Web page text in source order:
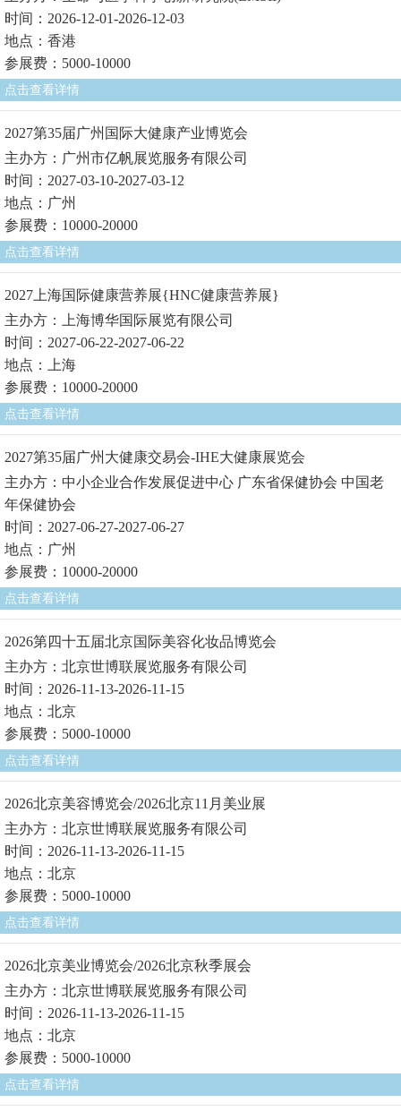
时间：2026-12-01-2026-12-03
地点：香港
参展费：5000-10000
点击查看详情
2027第35届广州国际大健康产业博览会
主办方：广州市亿帆展览服务有限公司
时间：2027-03-10-2027-03-12
地点：广州
参展费：10000-20000
点击查看详情
2027上海国际健康营养展{HNC健康营养展}
主办方：上海博华国际展览有限公司
时间：2027-06-22-2027-06-22
地点：上海
参展费：10000-20000
点击查看详情
2027第35届广州大健康交易会-IHE大健康展览会
主办方：中小企业合作发展促进中心 广东省保健协会 中国老
年保健协会
时间：2027-06-27-2027-06-27
地点：广州
参展费：10000-20000
点击查看详情
2026第四十五届北京国际美容化妆品博览会
主办方：北京世博联展览服务有限公司
时间：2026-11-13-2026-11-15
地点：北京
参展费：5000-10000
点击查看详情
2026北京美容博览会/2026北京11月美业展
主办方：北京世博联展览服务有限公司
时间：2026-11-13-2026-11-15
地点：北京
参展费：5000-10000
点击查看详情
2026北京美业博览会/2026北京秋季展会
主办方：北京世博联展览服务有限公司
时间：2026-11-13-2026-11-15
地点：北京
参展费：5000-10000
点击查看详情